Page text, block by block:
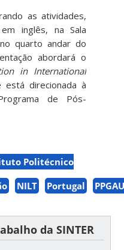
as atividades,
inglês, na Sala
quarto andar do
abordará o
in International
está direcionada à
de Pós-
Politécnico
NILT Portugal
da SINTER